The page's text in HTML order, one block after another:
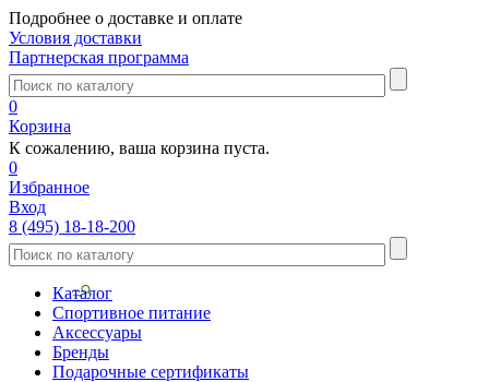
Подробнее о доставке и оплате
Условия доставки
Партнерская программа
0
Корзина
К сожалению, ваша корзина пуста.
0
Избранное
Вход
8 (495) 18-18-200
Каталог
Спортивное питание
Аксессуары
Бренды
Подарочные сертификаты